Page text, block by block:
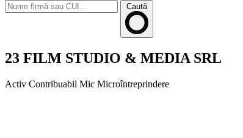
Caută
23 FILM STUDIO & MEDIA SRL
Activ Contribuabil Mic Microîntreprindere